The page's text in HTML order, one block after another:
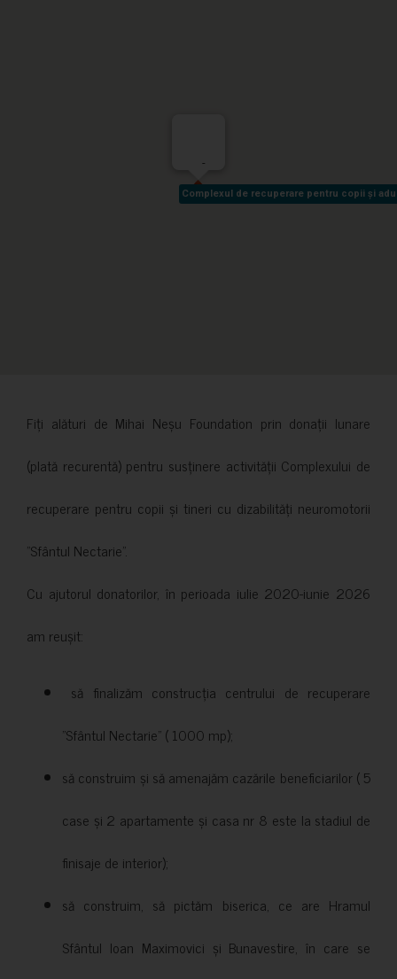
Complexul de recuperare pentru copii și
Complexul de recuperare pentru copii și
-
Fiți alături de Mihai Neșu Foundation prin donații lunare
(plată recurentă) pentru susținere activității Complexului de
recuperare pentru copii și tineri cu dizabilități neuromotorii
”Sfântul Nectarie”.
Cu ajutorul donatorilor, în perioada iulie 2020-iunie 2026
am reușit:
să finalizăm construcția centrului de recuperare
”Sfântul Nectarie” ( 1000 mp);
să construim și să amenajăm cazările beneficiarilor ( 5
case și 2 apartamente și casa nr 8 este la stadiul de
finisaje de interior);
să construim, să pictăm biserica, ce are Hramul
Sfântul Ioan Maximovici și Bunavestire, în care se